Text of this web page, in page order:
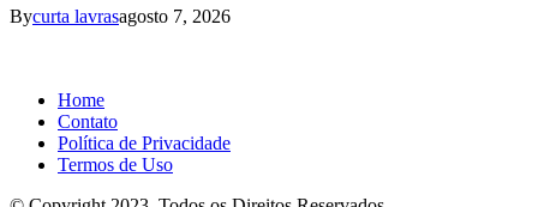
Bycurta lavrasagosto 7, 2026
Home
Contato
Política de Privacidade
Termos de Uso